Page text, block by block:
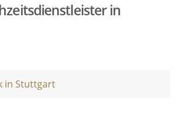
in
in Stuttgart